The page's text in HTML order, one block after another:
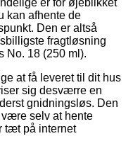
kan afhente de
Den er altså
fragtløsning
No. 18 (250 ml).
at få leveret til dit hus
sig desværre en
gnidningsløs. Den
være selv at hente
tæt på internet